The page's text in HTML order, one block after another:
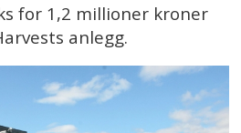
for 1,2 millioner kroner
anlegg.